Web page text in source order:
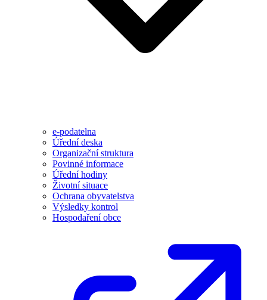
e-podatelna
Úřední deska
Organizační struktura
Povinné informace
Úřední hodiny
Životní situace
Ochrana obyvatelstva
Výsledky kontrol
Hospodaření obce